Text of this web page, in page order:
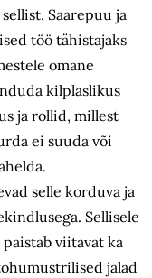
Saarepuu ja
töö tähistajaks
omane
kilplaslikus
ja rollid, millest
ei suuda või
selle korduva ja
Sellisele
viitavat ka
jalad